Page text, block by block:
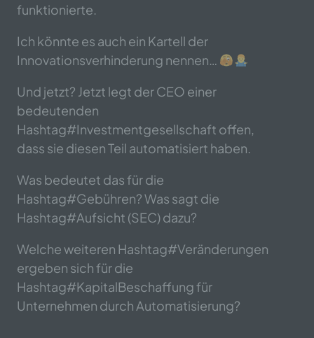
funktionierte.
Ich könnte es auch ein Kartell der
Innovationsverhinderung nennen…
Und jetzt? Jetzt legt der CEO einer
bedeutenden
Hashtag#Investmentgesellschaft offen,
dass sie diesen Teil automatisiert haben.
Was bedeutet das für die
Hashtag#Gebühren? Was sagt die
Hashtag#Aufsicht (SEC) dazu?
Welche weiteren Hashtag#Veränderungen
ergeben sich für die
Hashtag#KapitalBeschaffung für
Unternehmen durch Automatisierung?